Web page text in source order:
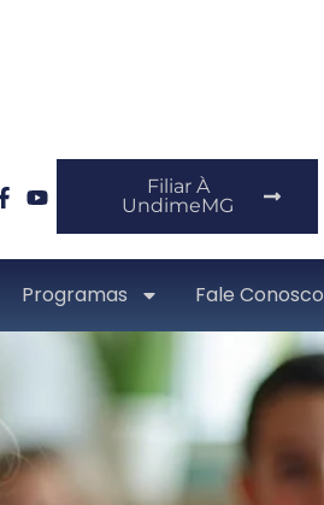
Filiar À
UndimeMG
Programas Fale Conosco